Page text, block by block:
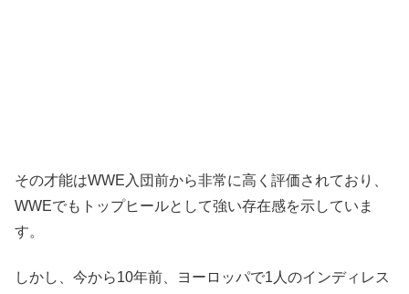
その才能はWWE入団前から非常に高く評価されており、
WWEでもトップヒールとして強い存在感を示していま
す。
しかし、今から10年前、ヨーロッパで1人のインディレス